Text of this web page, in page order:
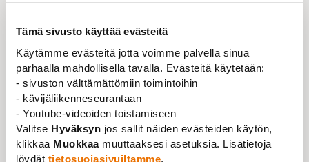
Tämä sivusto käyttää evästeitä
Käytämme evästeitä jotta voimme palvella sinua
parhaalla mahdollisella tavalla. Evästeitä käytetään:
- sivuston välttämättömiin toimintoihin
- kävijäliikenneseurantaan
- Youtube-videoiden toistamiseen
Valitse Hyväksyn jos sallit näiden evästeiden käytön,
klikkaa Muokkaamuuttaaksesi asetuksia. Lisätietoja
löydät tietosuojasivuiltamme.
Acatiimin veroliite 2021
07.04.2022
Jäsenlehtemme Acatiimin veroliite on jälleen
päivitetty. Se sisältää lehden julkaisijaliittojen
jäsenten kannalta hyödyllistä tietoa vuoden 2021
veroilmoituksen täyttämiseen.
Veroliite löytyy lehden arkistosivuilta osoitteesta